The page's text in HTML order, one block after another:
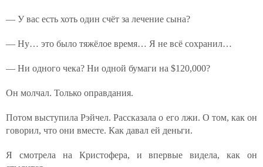
— У вас есть хоть один счёт за лечение сына?
— Ну… это было тяжёлое время… Я не всё сохранил…
— Ни одного чека? Ни одной бумаги на $120,000?
Он молчал. Только оправдания.
Потом выступила Рэйчел. Рассказала о его лжи. О том, как он
говорил, что они вместе. Как давал ей деньги.
Я смотрела на Кристофера, и впервые видела, как он